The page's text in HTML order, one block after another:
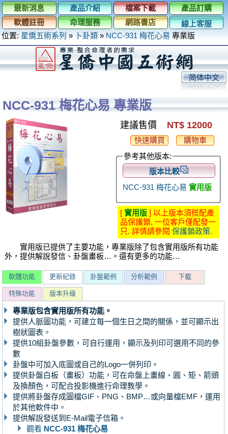
最新消息 產品介紹 檔案下載
產品訂購
軟體註冊
命理服務 網路書店
線上客服
位置: 星僑五術系列 » 卜卦類 » NCC-931 梅花心易 專業版
简体中文
NCC-931 梅花心易 專業版
建議售價 NT$ 12000
購物車
快速購買
參考其他版本:
版本比較
NCC-931 梅花心易實用版
[實用版 ] 以上版本須搭配產
品保護鎖, 一位客戶僅配發一
只. 詳情請參閱保護鎖政策.
實用版已提供了主要功能，專業版除了包含實用版所有功能
外，提供解說發信、卦盤畫板…。還有更多的功能…
軟體功能 更新紀錄 卦盤範例 分析範例 下載
特殊功能 版本升級
專業版包含實用版所有功能。
提供人脈圖功能，可建立每一個生日之間的關係，並可顯示出
樹狀圖表。
提供10組卦盤參數，可自行運用，顯示及列印可選用不同的參
數
卦盤中可加入底圖或自己的Logo一併列印。
提供卦盤白板（畫板）功能，可在命盤上畫線、圓、矩、箭頭
及換顏色，可配合投影機進行命理教學。
提供將卦盤存成圖檔GIF、PNG、BMP…或向量檔EMF，運用
於其他軟件中。
提供解說發送到E-Mail電子信箱。
觀看 NCC-931 梅花心易